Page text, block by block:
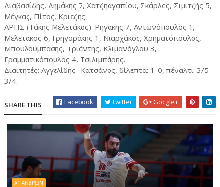
Διαβασίδης, Δημάκης 7, Χατζηαγαπίου, Σκάρλος, Σιμιτζής 5,
Μέγκας, Πίτος, Κριεζής.
ΑΡΗΣ (Τάκης Μελετάκος): Ρηγάκης 7, Αντωνόπουλος 1,
Μελετάκος 6, Γρηγοράκης 1, Νιαρχάκος, Χρηματόπουλος,
Μπουλούμπασης, Τριάντης, Κλιμανόγλου 3,
Γραμματικόπουλος 4, Τσιλιμπάρης.
Διαιτητές: Αγγελίδης- Κατσάνος, δίλεπτα: 1-0, πέναλτι: 3/5-
3/4.
SHARE THIS Facebook Twitter Google+
Α1 ΑΝΔΡΏΝ